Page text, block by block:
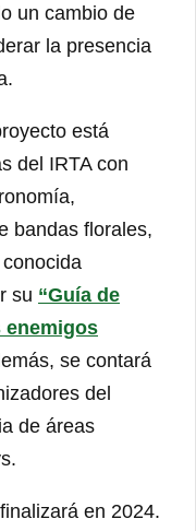
un cambio de
la presencia
está
del IRTA con
bandas florales,
su “Guía de
enemigos
se contará
del
de áreas
en 2024.